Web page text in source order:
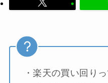
・楽天の買い回り